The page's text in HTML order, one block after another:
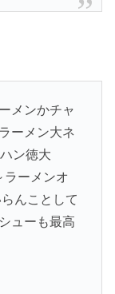
メンかチャ
ーメン大ネ
ン徳大
ーメンオ
んことして
ューも最高